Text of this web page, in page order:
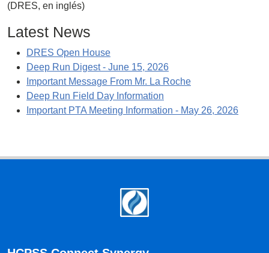
(DRES, en inglés)
Latest News
DRES Open House
Deep Run Digest - June 15, 2026
Important Message From Mr. La Roche
Deep Run Field Day Information
Important PTA Meeting Information - May 26, 2026